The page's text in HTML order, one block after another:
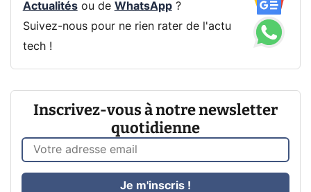
Actualitésou de WhatsApp?
Suivez-nous pour ne rien rater de l'actu
tech !
Inscrivez-vous à notre newsletter
quotidienne
Je m'inscris !